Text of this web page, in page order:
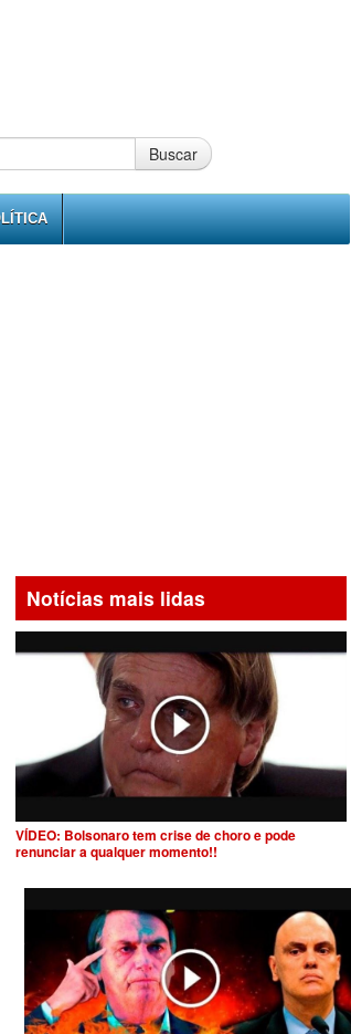
Buscar
Notícias mais lidas
VÍDEO: Bolsonaro tem crise de choro e pode
renunciar a qualquer momento!!